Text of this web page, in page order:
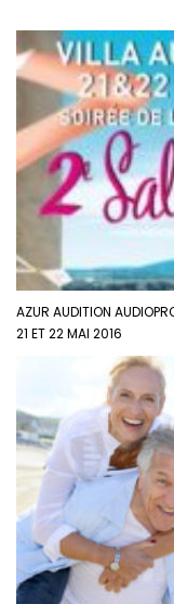
AZUR AUDITION
21 ET 22 MAI 2016